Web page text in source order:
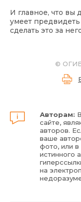
И главное, что
умеет
сделать это за
©
Авторам:
сайте,
авторов.
ваше
фото, или в
истинного
на